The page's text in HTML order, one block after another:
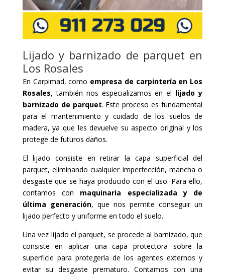
Lijado y barnizado de parquet en
Los Rosales
En Carpimad, como empresa de carpintería en Los
Rosales, también nos especializamos en el lijado y
barnizado de parquet. Este proceso es fundamental
para el mantenimiento y cuidado de los suelos de
madera, ya que les devuelve su aspecto original y los
protege de futuros daños.
El lijado consiste en retirar la capa superficial del
parquet, eliminando cualquier imperfección, mancha o
desgaste que se haya producido con el uso. Para ello,
contamos con maquinaria especializada y de
última generación, que nos permite conseguir un
lijado perfecto y uniforme en todo el suelo.
Una vez lijado el parquet, se procede al barnizado, que
consiste en aplicar una capa protectora sobre la
superficie para protegerla de los agentes externos y
evitar su desgaste prematuro. Contamos con una